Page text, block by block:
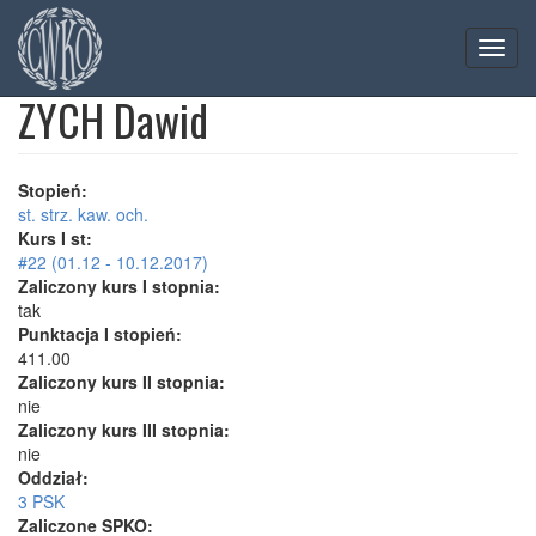
Skip
content
ZYCH Dawid
Stopień:
st. strz. kaw. och.
Kurs I st:
#22 (01.12 - 10.12.2017)
Zaliczony kurs I stopnia:
tak
Punktacja I stopień:
411.00
Zaliczony kurs II stopnia:
nie
Zaliczony kurs III stopnia:
nie
Oddział:
3 PSK
Zaliczone SPKO: